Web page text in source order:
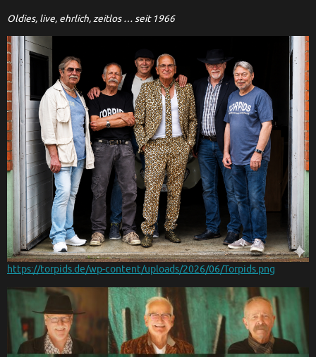
Oldies, live, ehrlich, zeitlos … seit 1966
https://torpids.de/wp-content/uploads/2026/06/Torpids.png